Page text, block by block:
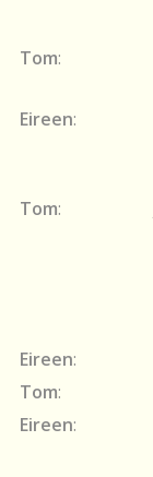
Tom:
Eireen:
Tom:
Eireen:
Tom:
Eireen: